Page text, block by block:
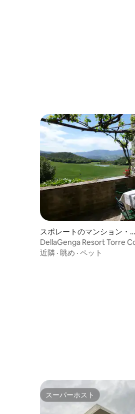
スポレートのマンション・ア
パート
DellaGenga Resort Torre
名様
近隣 · 眺め · ペット
スーパーホスト
スーパーホスト